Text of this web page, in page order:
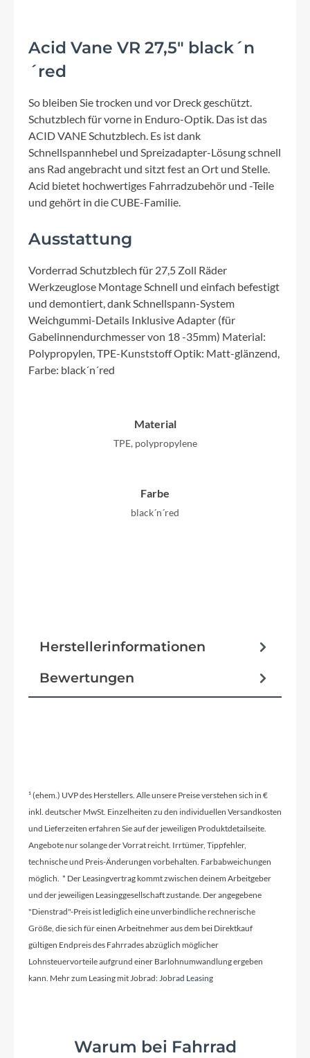
Acid Vane VR 27,5" black´n
´red
So bleiben Sie trocken und vor Dreck geschützt.
Schutzblech für vorne in Enduro-Optik. Das ist das
ACID VANE Schutzblech. Es ist dank
Schnellspannhebel und Spreizadapter-Lösung schnell
ans Rad angebracht und sitzt fest an Ort und Stelle.
Acid bietet hochwertiges Fahrradzubehör und -Teile
und gehört in die CUBE-Familie.
Ausstattung
Vorderrad Schutzblech für 27,5 Zoll Räder
Werkzeuglose Montage Schnell und einfach befestigt
und demontiert, dank Schnellspann-System
Weichgummi-Details Inklusive Adapter (für
Gabelinnendurchmesser von 18 -35mm) Material:
Polypropylen, TPE-Kunststoff Optik: Matt-glänzend,
Farbe: black´n´red
Material
TPE, polypropylene
Farbe
black´n´red
Herstellerinformationen
Bewertungen
¹ (ehem.) UVP des Herstellers. Alle unsere Preise verstehen sich in €
inkl. deutscher MwSt. Einzelheiten zu den individuellen Versandkosten
und Lieferzeiten erfahren Sie auf der jeweiligen Produktdetailseite.
Angebote nur solange der Vorrat reicht. Irrtümer, Tippfehler,
technische und Preis-Änderungen vorbehalten. Farbabweichungen
möglich. * Der Leasingvertrag kommt zwischen deinem Arbeitgeber
und der jeweiligen Leasinggesellschaft zustande. Der angegebene
"Dienstrad"-Preis ist lediglich eine unverbindliche rechnerische
Größe, die sich für einen Arbeitnehmer aus dem bei Direktkauf
gültigen Endpreis des Fahrrades abzüglich möglicher
Lohnsteuervorteile aufgrund einer Barlohnumwandlung ergeben
kann. Mehr zum Leasing mit Jobrad:Jobrad Leasing
Warum bei Fahrrad